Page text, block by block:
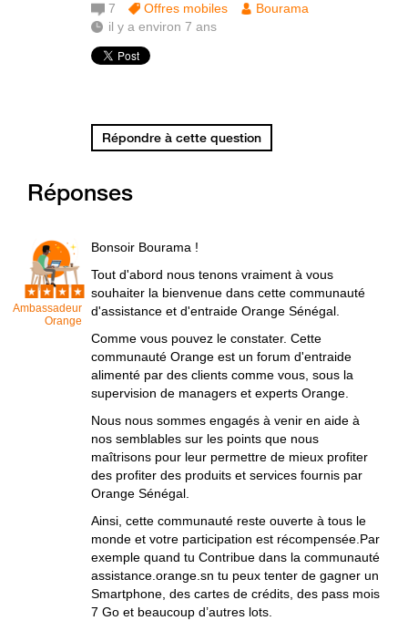
7 Offres mobiles
Bourama
il y a environ 7 ans
Répondre à cette question
Réponses
Ambassadeur
Orange
Bonsoir Bourama !
Tout d'abord nous tenons vraiment à vous
souhaiter la bienvenue dans cette communauté
d'assistance et d'entraide Orange Sénégal.
Comme vous pouvez le constater. Cette
communauté Orange est un forum d'entraide
alimenté par des clients comme vous, sous la
supervision de managers et experts Orange.
Nous nous sommes engagés à venir en aide à
nos semblables sur les points que nous
maîtrisons pour leur permettre de mieux profiter
des profiter des produits et services fournis par
Orange Sénégal.
Ainsi, cette communauté reste ouverte à tous le
monde et votre participation est récompensée.Par
exemple quand tu Contribue dans la communauté
assistance.orange.sn tu peux tenter de gagner un
Smartphone, des cartes de crédits, des pass mois
7 Go et beaucoup d’autres lots.